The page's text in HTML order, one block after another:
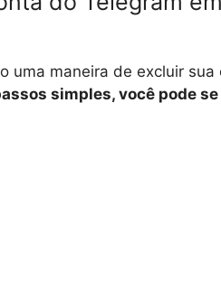
uma maneira de excluir
simples, você pode